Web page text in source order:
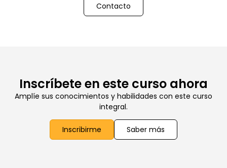
Contacto
Inscríbete en este curso ahora
Amplíe sus conocimientos y habilidades con este curso
integral.
Inscribirme Saber más